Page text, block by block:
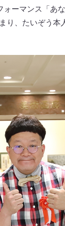
ォーマンス「あ
り、たいぞう本